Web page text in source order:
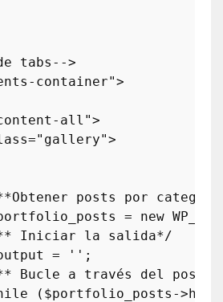
tabs-->
container">
all">
=" gallery">
Obtener posts por categor
= new
Iniciar la salida*/
= '';
Bucle a través del post
($portfolio_posts ->